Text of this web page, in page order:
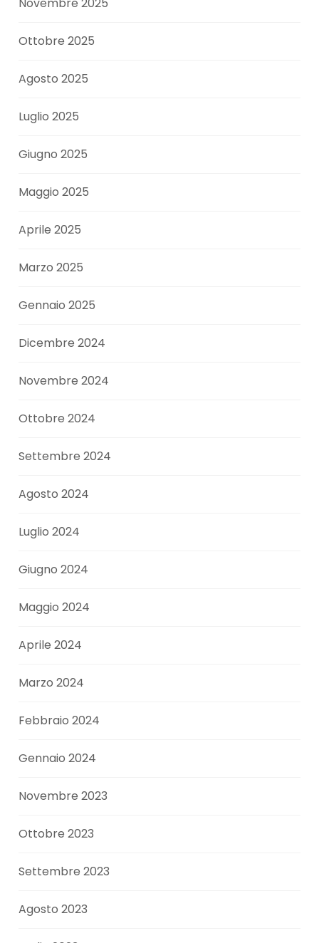
Novembre 2025
Ottobre 2025
Agosto 2025
Luglio 2025
Giugno 2025
Maggio 2025
Aprile 2025
Marzo 2025
Gennaio 2025
Dicembre 2024
Novembre 2024
Ottobre 2024
Settembre 2024
Agosto 2024
Luglio 2024
Giugno 2024
Maggio 2024
Aprile 2024
Marzo 2024
Febbraio 2024
Gennaio 2024
Novembre 2023
Ottobre 2023
Settembre 2023
Agosto 2023